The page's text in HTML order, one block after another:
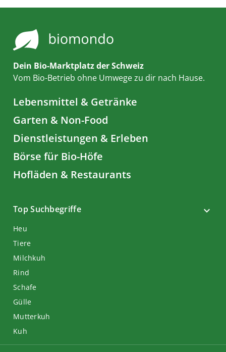
Dein Bio-Marktplatz der Schweiz
Vom Bio-Betrieb ohne Umwege zu dir nach Hause.
Lebensmittel & Getränke
Garten & Non-Food
Dienstleistungen & Erleben
Börse für Bio-Höfe
Hofläden & Restaurants
Top Suchbegriffe
Heu
Tiere
Milchkuh
Rind
Schafe
Gülle
Mutterkuh
Kuh